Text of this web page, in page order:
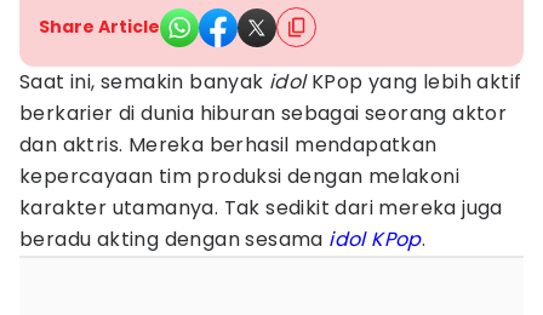
Share Article
Saat ini, semakin banyak idolKPop yang lebih aktif
berkarier di dunia hiburan sebagai seorang aktor
dan aktris. Mereka berhasil mendapatkan
kepercayaan tim produksi dengan melakoni
karakter utamanya. Tak sedikit dari mereka juga
beradu akting dengan sesama idol KPop.